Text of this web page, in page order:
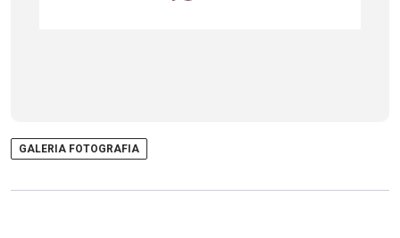
GALERIA FOTOGRAFIA